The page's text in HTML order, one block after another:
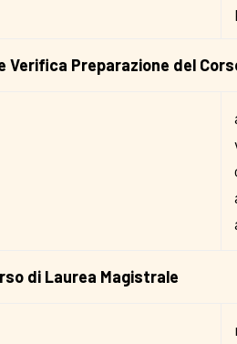
Preparazione del
di Laurea Magistrale